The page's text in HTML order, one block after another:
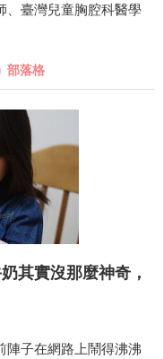
、臺灣兒童胸腔科醫學
部落格
其實沒那麼神奇，
陣子在網路上鬧得沸沸